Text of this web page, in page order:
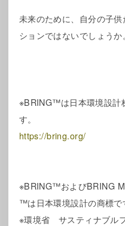
未来のために、自分の子
ションではないでしょうか。
※BRING™は日本環境設計
す。
https://bring.org/
※BRING™およびBRING
™は日本環境設計の商標で
※環境省 サスティナブル